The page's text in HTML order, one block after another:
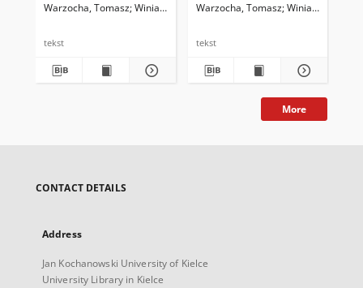
studentów kierunków
Kochanowskiego w
Rzeszowskiego
Warzocha, Tomasz Winiarczyk, Anna
tekst
Warzocha, Tomasz Winiarczyk, Anna
tekst
More
CONTACT DETAILS
Address
Jan Kochanowski University of Kielce
University Library in Kielce